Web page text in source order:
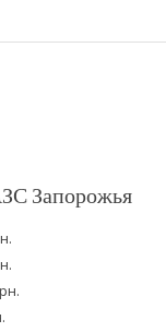
Запорожья